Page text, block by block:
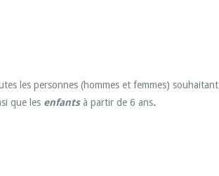
les personnes (hommes et femmes) souhaitant
que les enfantsà partir de 6 ans.